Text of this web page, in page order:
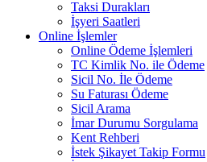
Taksi Durakları
İşyeri Saatleri
Online İşlemler
Online Ödeme İşlemleri
TC Kimlik No. ile Ödeme
Sicil No. İle Ödeme
Su Faturası Ödeme
Sicil Arama
İmar Durumu Sorgulama
Kent Rehberi
İstek Şikayet Takip Formu